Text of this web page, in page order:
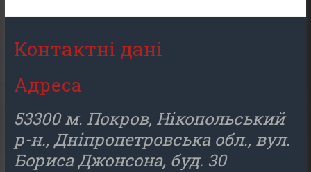
Контактні дані
Адреса
53300 м. Покров, Нікопольський
р-н., Дніпропетровська обл., вул.
Бориса Джонсона, буд. 30